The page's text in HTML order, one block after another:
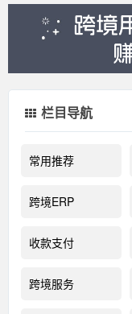
栏目导航
常用推荐
跨境ERP
收款支付
跨境服务